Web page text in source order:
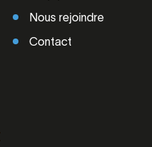
Nous rejoindre
Contact